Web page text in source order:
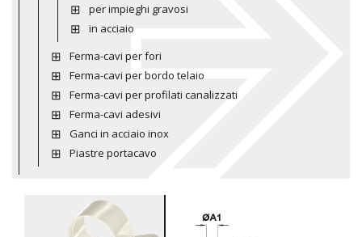
per impieghi gravosi
in acciaio
Ferma-cavi per fori
Ferma-cavi per bordo telaio
Ferma-cavi per profilati canalizzati
Ferma-cavi adesivi
Ganci in acciaio inox
Piastre portacavo